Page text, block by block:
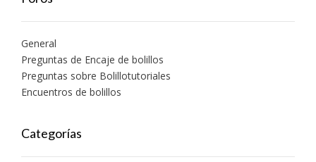
General
Preguntas de Encaje de bolillos
Preguntas sobre Bolillotutoriales
Encuentros de bolillos
Categorías